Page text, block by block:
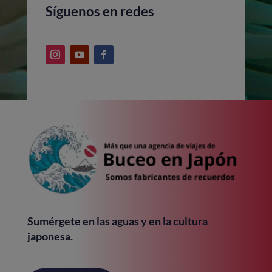
Síguenos en redes
Sumérgete en las aguas y en la cultura
japonesa.